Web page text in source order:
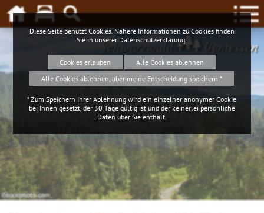
Schwarzwald Geniessen
iStockphoto.com
4ws-netdesign
Diese Seite benutzt Cookies. Nähere Informationen zu Cookies finden
Sie in unserer Datenschutzerklärung
Cookies erlauben
Alle Cookies ablehnen
Alle Cookies ablehnen, aber meine Entscheidung speichern *
* Zum Speichern Ihrer Ablehnung wird ein einzelner anonymer Cookie
bei Ihnen gesetzt, der 30 Tage gültig ist und der keinerlei persönliche
Daten über Sie enthält.